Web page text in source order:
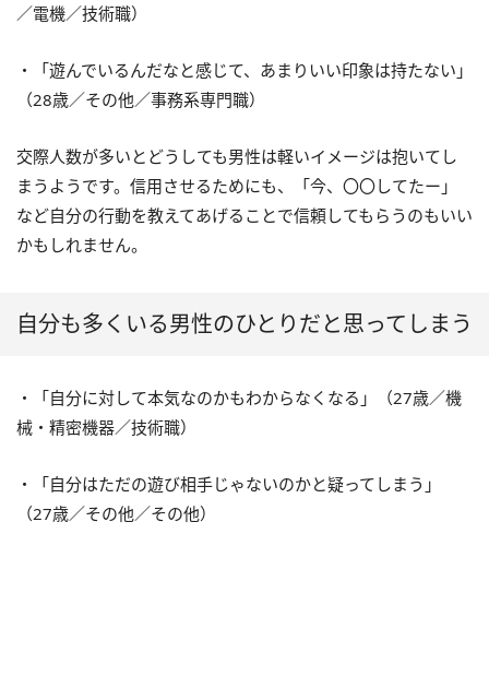
／電機／技術職）
・「遊んでいるんだなと感じて、あまりいい印象は持たない」
（28歳／その他／事務系専門職）
交際人数が多いとどうしても男性は軽いイメージは抱いてし
まうようです。信用させるためにも、「今、〇〇してたー」
など自分の行動を教えてあげることで信頼してもらうのもいい
かもしれません。
自分も多くいる男性のひとりだと思ってしまう
・「自分に対して本気なのかもわからなくなる」（27歳／機
械・精密機器／技術職）
・「自分はただの遊び相手じゃないのかと疑ってしまう」
（27歳／その他／その他）